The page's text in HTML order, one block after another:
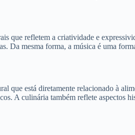
que refletem a criatividade e
Da mesma forma, a música é uma
que está diretamente relacionado à
A culinária também reflete aspectos